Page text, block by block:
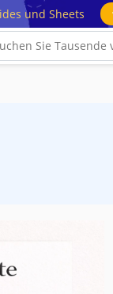
und Sheets